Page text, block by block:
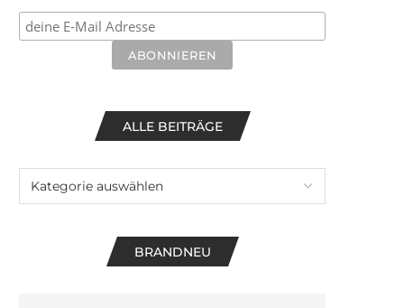
ALLE BEITRÄGE
BRANDNEU